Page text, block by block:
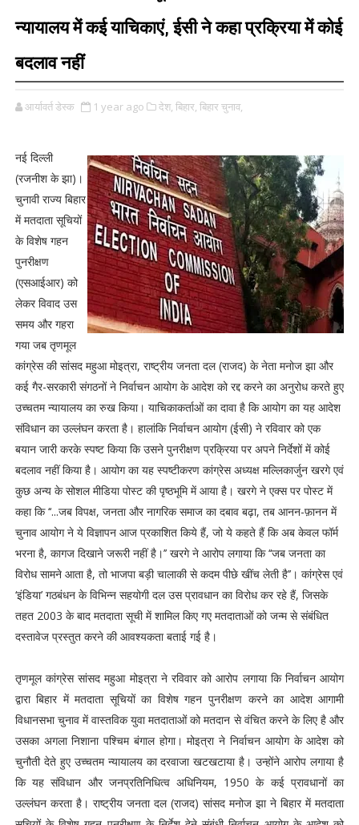
न्यायालय में कई याचिकाएं, ईसी ने कहा प्रक्रिया में कोई
बदलाव नहीं
आर्यावर्त डेस्क 1 year ago देश, बिहार, बिहार चुनाव,
नई दिल्ली
(रजनीश के झा)।
चुनावी राज्य बिहार
में मतदाता सूचियों
के विशेष गहन
पुनरीक्षण
(एसआईआर) को
लेकर विवाद उस
समय और गहरा
गया जब तृणमूल
कांग्रेस की सांसद महुआ मोइत्रा, राष्ट्रीय जनता दल (राजद) के नेता मनोज झा और
कई गैर-सरकारी संगठनों ने निर्वाचन आयोग के आदेश को रद्द करने का अनुरोध करते हुए
उच्चतम न्यायालय का रुख किया। याचिकाकर्ताओं का दावा है कि आयोग का यह आदेश
संविधान का उल्लंघन करता है। हालांकि निर्वाचन आयोग (ईसी) ने रविवार को एक
बयान जारी करके स्पष्ट किया कि उसने पुनरीक्षण प्रक्रिया पर अपने निर्देशों में कोई
बदलाव नहीं किया है। आयोग का यह स्पष्टीकरण कांग्रेस अध्यक्ष मल्लिकार्जुन खरगे एवं
कुछ अन्य के सोशल मीडिया पोस्ट की पृष्ठभूमि में आया है। खरगे ने एक्स पर पोस्ट में
कहा कि ‘‘...जब विपक्ष, जनता और नागरिक समाज का दबाव बढ़ा, तब आनन-फ़ानन में
चुनाव आयोग ने ये विज्ञापन आज प्रकाशित किये हैं, जो ये कहते हैं कि अब केवल फॉर्म
भरना है, कागज दिखाने जरूरी नहीं है।’’ खरगे ने आरोप लगाया कि ‘‘जब जनता का
विरोध सामने आता है, तो भाजपा बड़ी चालाकी से कदम पीछे खींच लेती है’’। कांग्रेस एवं
‘इंडिया’ गठबंधन के विभिन्न सहयोगी दल उस प्रावधान का विरोध कर रहे हैं, जिसके
तहत 2003 के बाद मतदाता सूची में शामिल किए गए मतदाताओं को जन्म से संबंधित
दस्तावेज प्रस्तुत करने की आवश्यकता बताई गई है।
तृणमूल कांग्रेस सांसद महुआ मोइत्रा ने रविवार को आरोप लगाया कि निर्वाचन आयोग
द्वारा बिहार में मतदाता सूचियों का विशेष गहन पुनरीक्षण करने का आदेश आगामी
विधानसभा चुनाव में वास्तविक युवा मतदाताओं को मतदान से वंचित करने के लिए है और
उसका अगला निशाना पश्चिम बंगाल होगा। मोइत्रा ने निर्वाचन आयोग के आदेश को
चुनौती देते हुए उच्चतम न्यायालय का दरवाजा खटखटाया है। उन्होंने आरोप लगाया है
कि यह संविधान और जनप्रतिनिधित्व अधिनियम, 1950 के कई प्रावधानों का
उल्लंघन करता है। राष्ट्रीय जनता दल (राजद) सांसद मनोज झा ने बिहार में मतदाता